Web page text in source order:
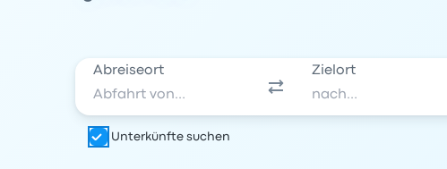
Abreiseort Zielort
Unterkünfte suchen